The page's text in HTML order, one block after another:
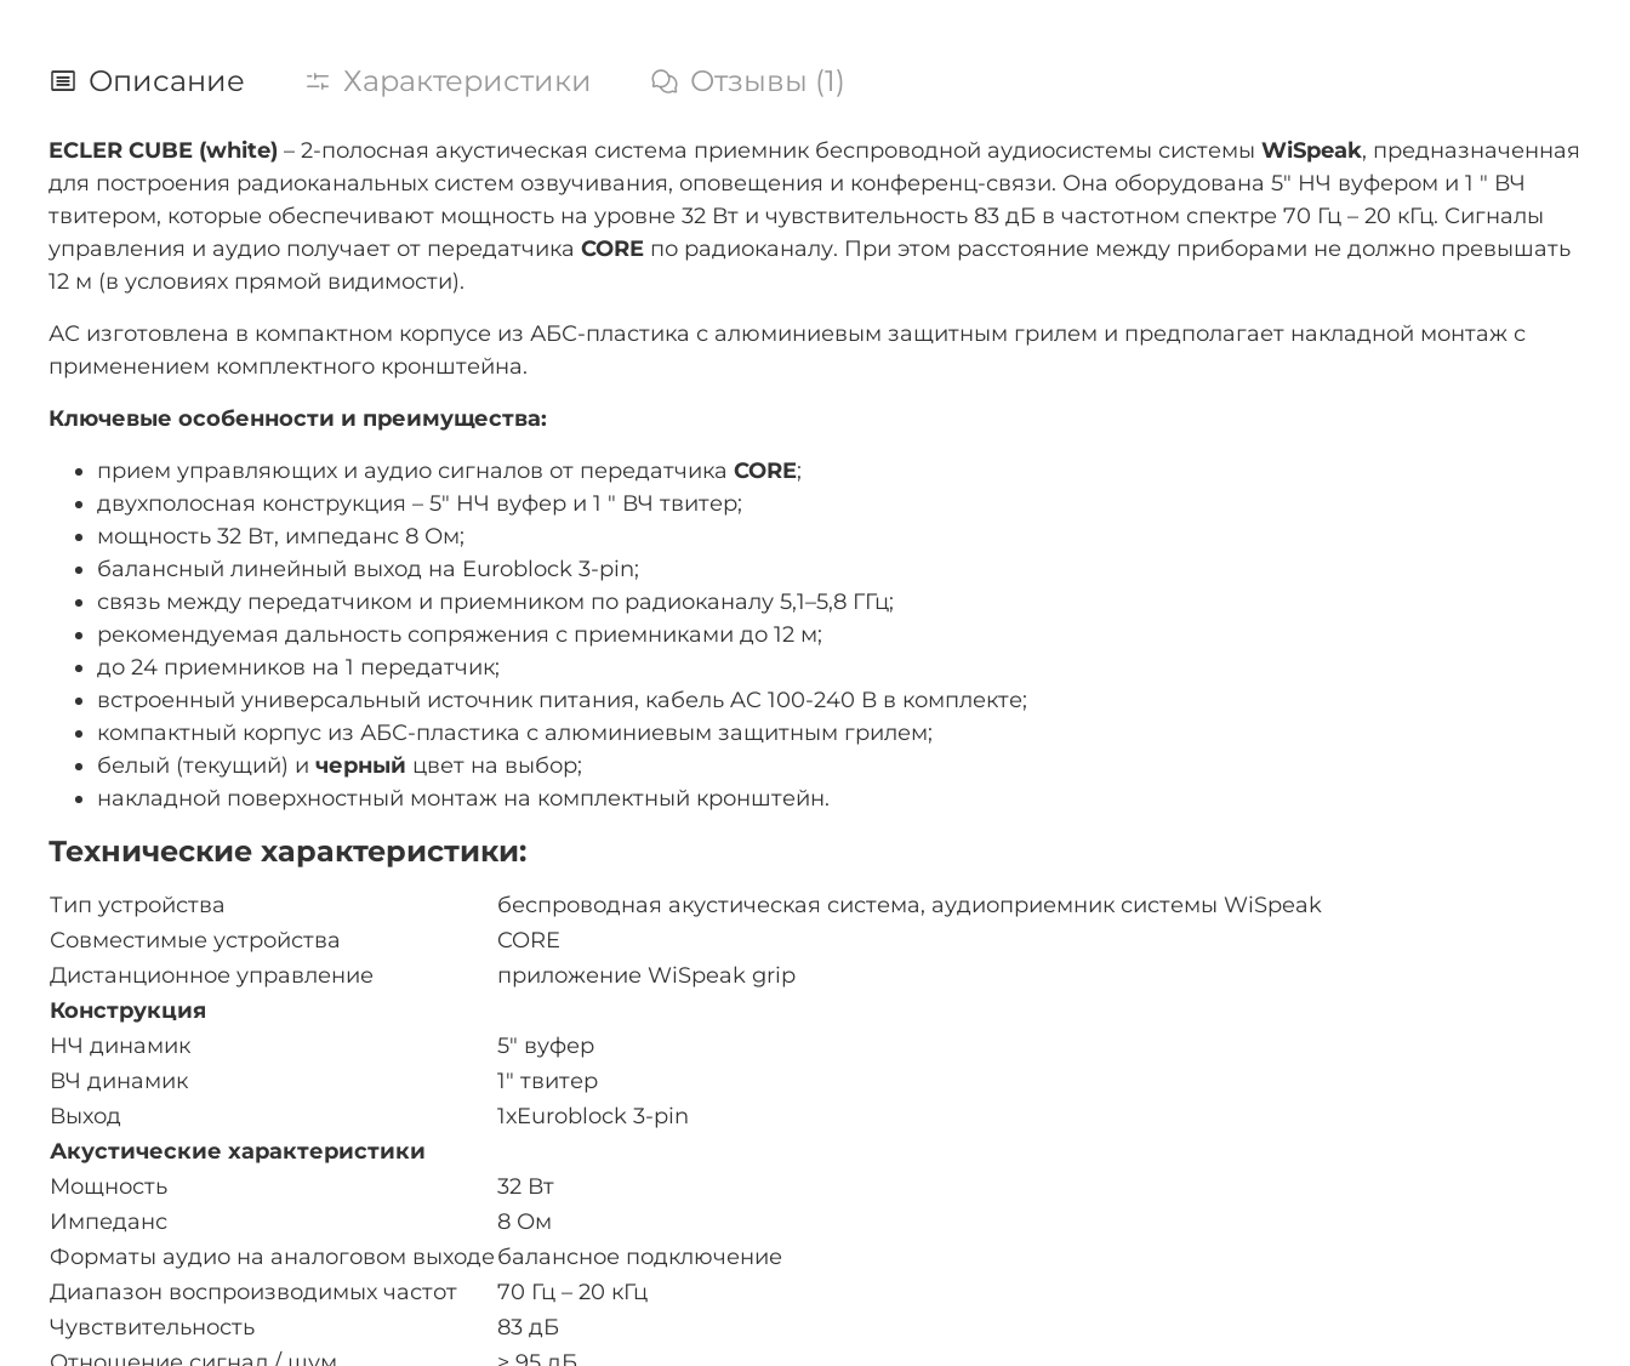
Описание Характеристики Отзывы (1)
ECLER CUBE (white) – 2-полосная акустическая система приемник беспроводной аудиосистемы системы WiSpeak, предназначенная
для построения радиоканальных систем озвучивания, оповещения и конференц-связи. Она оборудована 5" НЧ вуфером и 1 " ВЧ
твитером, которые обеспечивают мощность на уровне 32 Вт и чувствительность 83 дБ в частотном спектре 70 Гц – 20 кГц. Сигналы
управления и аудио получает от передатчика CORE по радиоканалу. При этом расстояние между приборами не должно превышать
12 м (в условиях прямой видимости).
АС изготовлена в компактном корпусе из АБС-пластика с алюминиевым защитным грилем и предполагает накладной монтаж с
применением комплектного кронштейна.
Ключевые особенности и преимущества:
прием управляющих и аудио сигналов от передатчика CORE;
двухполосная конструкция – 5" НЧ вуфер и 1 " ВЧ твитер;
мощность 32 Вт, импеданс 8 Ом;
балансный линейный выход на Euroblock 3-pin;
связь между передатчиком и приемником по радиоканалу 5,1–5,8 ГГц;
рекомендуемая дальность сопряжения с приемниками до 12 м;
до 24 приемников на 1 передатчик;
встроенный универсальный источник питания, кабель AC 100-240 В в комплекте;
компактный корпус из АБС-пластика с алюминиевым защитным грилем;
белый (текущий) и черный цвет на выбор;
накладной поверхностный монтаж на комплектный кронштейн.
Технические характеристики:
Тип устройства
беспроводная акустическая система, аудиоприемник системы WiSpeak
Совместимые устройства
CORE
Дистанционное управление
приложение WiSpeak grip
Конструкция
НЧ динамик
5″ вуфер
ВЧ динамик
1″ твитер
Выход
1хEuroblock 3-pin
Акустические характеристики
Мощность
32 Вт
Импеданс
8 Ом
Форматы аудио на аналоговом выходебалансное подключение
Диапазон воспроизводимых частот
70 Гц – 20 кГц
Чувствительность
83 дБ